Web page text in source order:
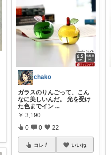
chako
ガラスのりんごって、こん
なに美しいんだ。 光を受け
た色までイン ...
￥ 3,190
0 0 22
コレ いいね